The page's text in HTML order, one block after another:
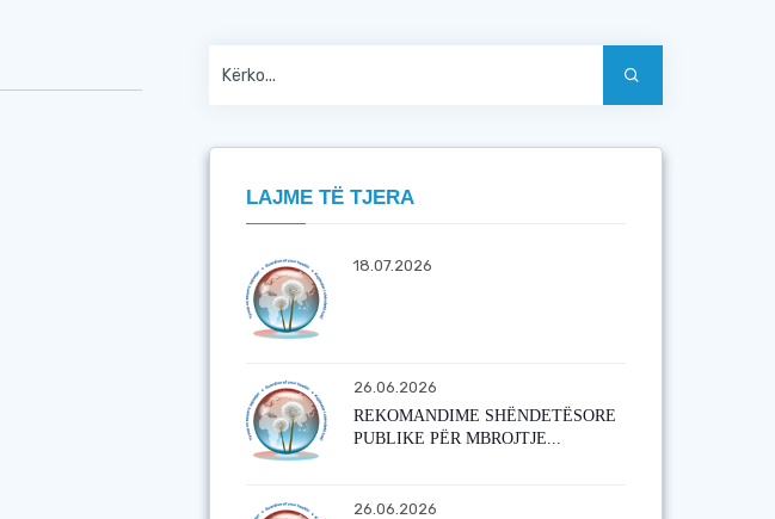
LAJME TË TJERA
18.07.2026
26.06.2026
REKOMANDIME SHËNDETËSORE
PUBLIKE PËR MBROJTJE...
26.06.2026